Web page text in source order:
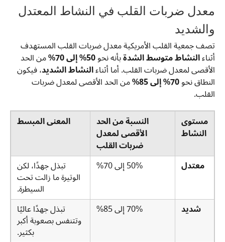
معدل ضربات القلب في النشاط المعتدل
والشديد
تصف جمعية القلب الأمريكية معدل ضربات القلب المستهدف
أثناءالنشاط متوسط الشدةبأنه نحو50% إلى 70% من الحد
الأقصى لمعدل ضربات القلب. أما أثناءالنشاط الشديد، فيكون
النطاق نحو70% إلى 85% من الحد الأقصى لمعدل ضربات
القلب.
مستوى
النشاط
النسبة من الحد
الأقصى لمعدل
ضربات القلب
المعنى المبسط
معتدل 50% إلى 70% تبذل جهدًا، لكن
الوتيرة ما زالت تحت
السيطرة.
شديد
70% إلى 85% تبذل جهدًا عاليًا
وتتنفس بصعوبة أكبر
بكثير.